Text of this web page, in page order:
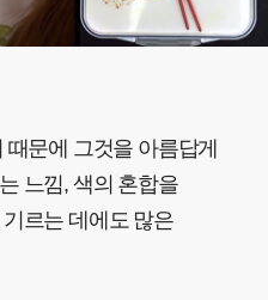
문에 그것을 아름답게
느낌, 색의 혼합을
르는 데에도 많은